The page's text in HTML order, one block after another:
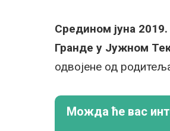
Средином јуна
Гранде у Јужном
одвојене од
Можда ће вас